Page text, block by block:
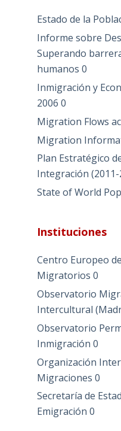
Estado de la
Informe sobre
Superando
humanos 0
Inmigración y
2006 0
Migration Flows
Migration
Plan Estratégico
Integración (2011-
State of World
Instituciones
Centro Europeo
Migratorios 0
Observatorio
Intercultural
Observatorio
Inmigración 0
Organización
Migraciones 0
Secretaría de
Emigración 0